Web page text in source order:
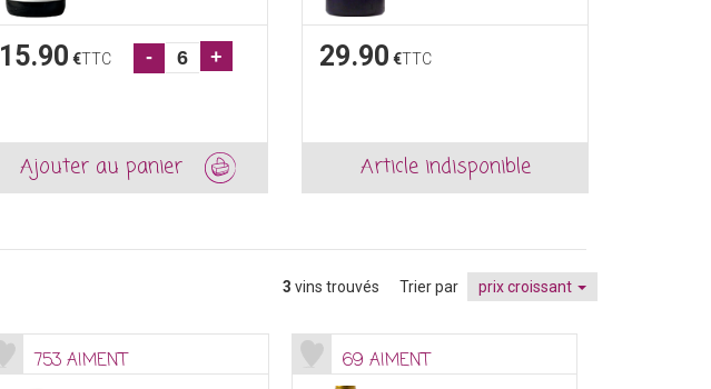
15.90 €TTC - +
Ajouter au panier
29.90 €TTC
Article indisponible
3 vins trouvés Trier par prix croissant
753 AIMENT 69 AIMENT